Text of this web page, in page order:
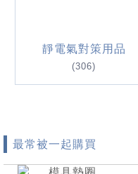
靜電氣對策用品
(306)
最常被一起購買